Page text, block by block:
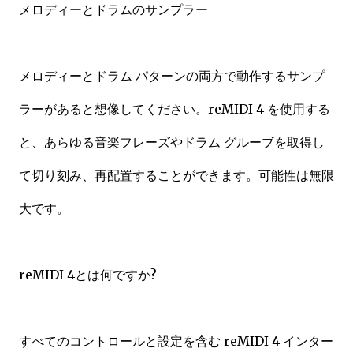
メロディーとドラムのサンプラー
メロディーとドラム パターンの両方で動作するサンプ
ラーがあると想像してください。reMIDI 4 を使用する
と、あらゆる音楽フレーズやドラム グルーブを取得し
て切り刻み、再配置することができます。可能性は無限
大です。
reMIDI 4とは何ですか?
すべてのコントロールと設定を含む reMIDI 4 インター